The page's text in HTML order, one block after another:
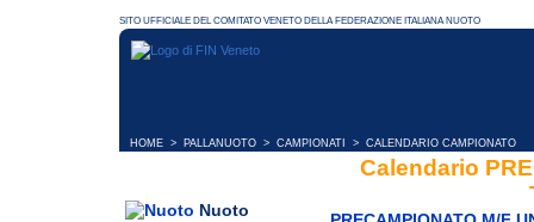
HOME > PALLANUOTO > CAMPIONATI > CALENDARIO CAMPIONATO
Nuoto
Calendario